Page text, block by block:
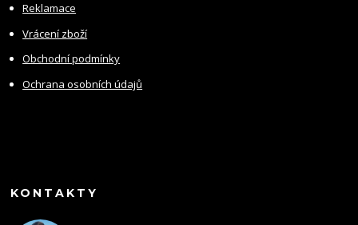
Reklamace
Vrácení zboží
Obchodní podmínky
Ochrana osobních údajů
KONTAKTY